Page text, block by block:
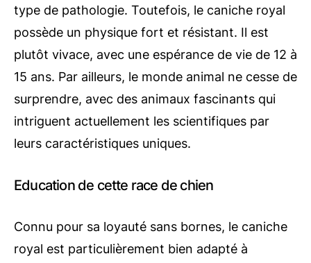
type de pathologie. Toutefois, le caniche royal
possède un physique fort et résistant. Il est
plutôt vivace, avec une espérance de vie de 12 à
15 ans. Par ailleurs, le monde animal ne cesse de
surprendre, avec des animaux fascinants qui
intriguent actuellement les scientifiques par
leurs caractéristiques uniques.
Education de cette race de chien
Connu pour sa loyauté sans bornes, le caniche
royal est particulièrement bien adapté à